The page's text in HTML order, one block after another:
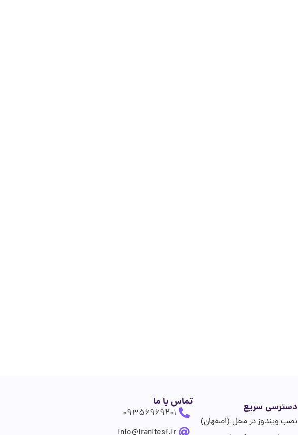
دسترسی سریع
نصب ویندوز در محل (اصفهان)
تماس با ما
09356969201